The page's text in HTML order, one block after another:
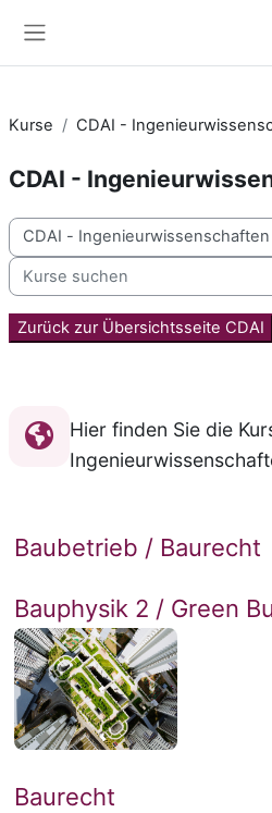
Kurse CDAI -
CDAI -
Kursbereiche
Kurse suchen
Zurück zur Übersichtsseite CDAI
Hier finden Sie die
Baubetrieb / Baurecht
Bauphysik 2 / Green
Baurecht